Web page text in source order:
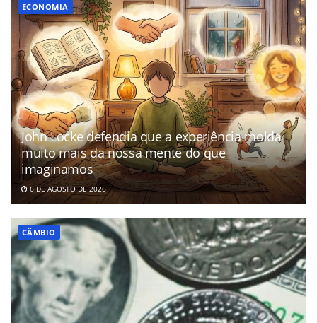
ECONOMIA
John Locke defendia que a experiência molda
muito mais da nossa mente do que
imaginamos
6 DE AGOSTO DE 2026
CÂMBIO